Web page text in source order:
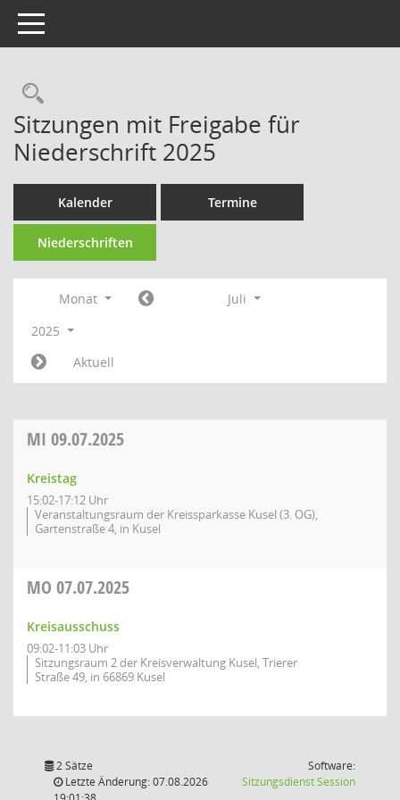
Toggle navigation
Rechercheauswahl
Sitzungen mit Freigabe für
Niederschrift 2025
Kalender Termine
Niederschriften
Monat
Juli
2025
Aktuell
MI 09.07.2025
Kreistag
15:02-17:12 Uhr
Veranstaltungsraum der Kreissparkasse Kusel (3. OG),
Gartenstraße 4, in Kusel
MO 07.07.2025
Kreisausschuss
09:02-11:03 Uhr
Sitzungsraum 2 der Kreisverwaltung Kusel, Trierer
Straße 49, in 66869 Kusel
2 Sätze
Letzte Änderung: 07.08.2026
Software:
SitzungsdienstSession(Wird in